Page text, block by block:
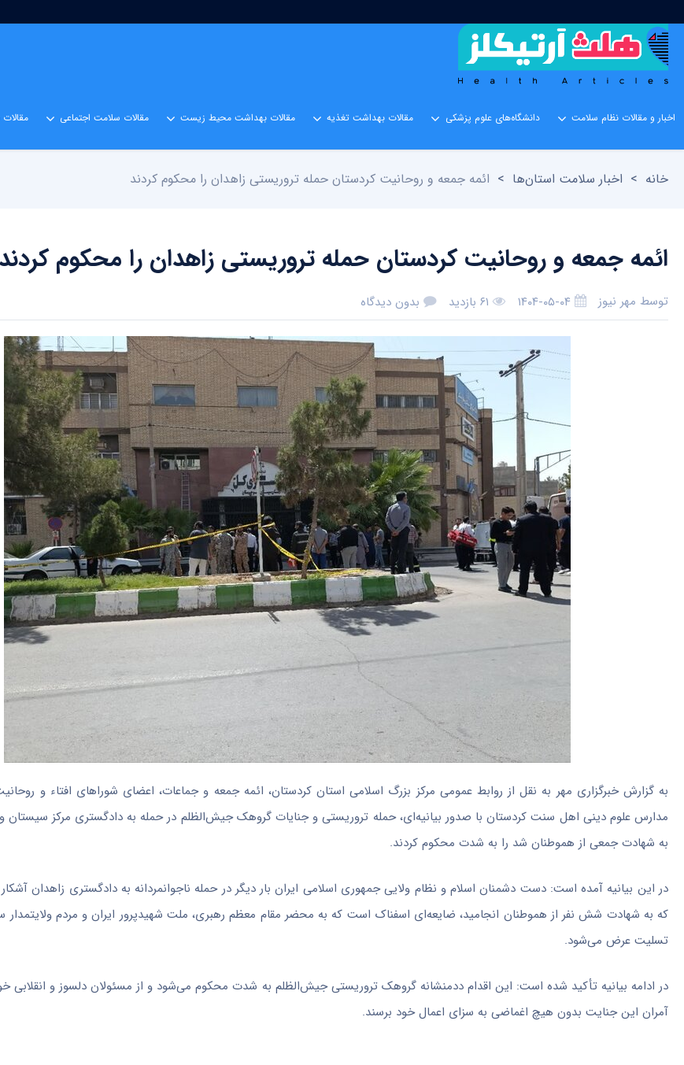
اخبار و مقالات نظام سلامت دانشگاه‌های علوم پزشکی مقالات بهداشت تغذیه مقالات بهداشت محیط زیست مقالات سلامت اجتماعی
خانه > اخبار سلامت استان‌ها > ائمه جمعه و روحانیت کردستان حمله تروریستی زاهدان را محکوم کردند
ائمه جمعه و روحانیت کردستان حمله تروریستی زاهدان را محکوم کردند
توسط مهر نیوز ۱۴۰۴-۰۵-۰۴ ۶۱ بازدید بدون دیدگاه
به گزارش خبرگزاری مهر به نقل از روابط عمومی مرکز بزرگ اسلامی استان کردستان، ائمه جمعه و جماعات، اعضای شوراهای افتاء و
مدارس علوم دینی اهل سنت کردستان با صدور بیانیه‌ای، حمله تروریستی و جنایات گروهکجیش‌الظلم در حمله به دادگستری مرکز سیستان
به شهادت جمعی از هموطنان شد را به شدت محکوم کردند.
در این بیانیه آمده است: دست دشمنان اسلام و نظام ولایی جمهوری اسلامی ایران بار دیگر در حمله ناجوانمردانه به دادگستری زاهدان
که به شهادت شش نفر از هموطنان انجامید، ضایعه‌ای اسفناک است که به محضر مقام معظم رهبری، ملت شهیدپرور ایران و مردم ولایتمدار
تسلیت عرض می‌شود.
در ادامه بیانیه تأکید شده است: این اقدام ددمنشانه گروهک تروریستیجیش‌الظلم به شدت محکوم می‌شود و از مسئولان دلسوز و انقلابی
آمران این جنایت بدون هیچ اغماضی به سزای اعمال خود برسند.